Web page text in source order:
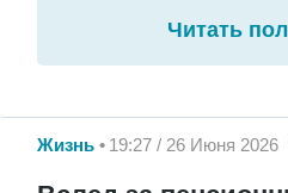
Читать
Жизнь 19:27 / 26 Июня 2026